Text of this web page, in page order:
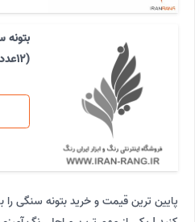
(12عددی)
پایین ترین قیمت و خرید بتونه سنگی را